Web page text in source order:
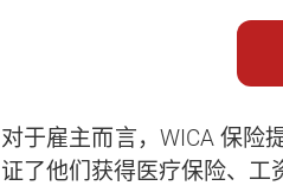
对于雇主而言，WICA 保险
证了他们获得医疗保险、工